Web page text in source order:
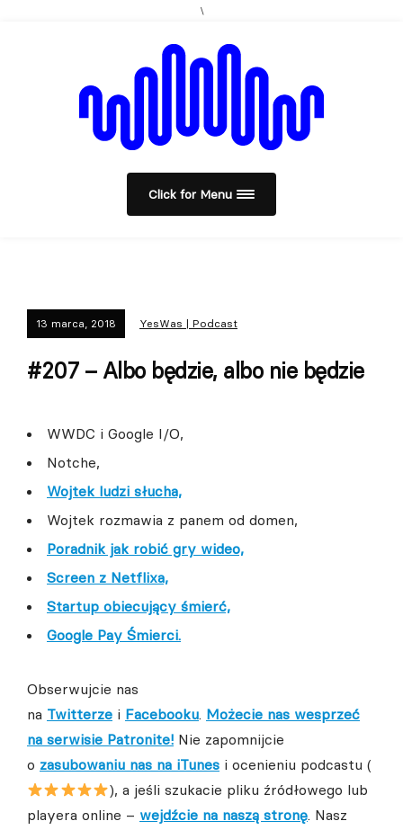
\
Click for Menu
13 marca, 2018 YesWas | Podcast
#207 – Albo będzie, albo nie będzie
WWDC i Google I/O,
Notche,
Wojtek ludzi słucha,
Wojtek rozmawia z panem od domen,
Poradnik jak robić gry wideo,
Screen z Netflixa,
Startup obiecujący śmierć,
Google Pay Śmierci.
Obserwujcie nas
na Twitterze i Facebooku. Możecie nas wesprzeć
na serwisie Patronite! Nie zapomnijcie
o zasubowaniu nas na iTunes i ocenieniu podcastu (
), a jeśli szukacie pliku źródłowego lub
playera online – wejdźcie na naszą stronę. Nasz